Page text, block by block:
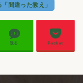
間違った教え」
送る Pocket